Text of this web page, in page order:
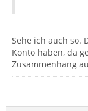
Sehe ich auch so.
Konto haben, da
Zusammenhang